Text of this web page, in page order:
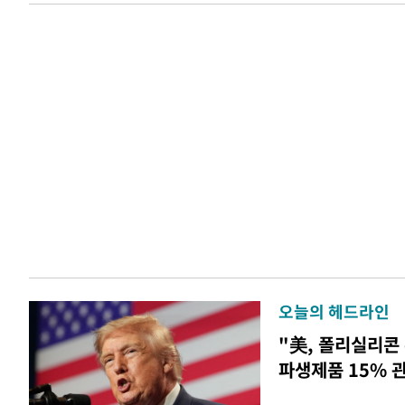
오늘의 헤드라인
"美, 폴리실리콘
파생제품 15%